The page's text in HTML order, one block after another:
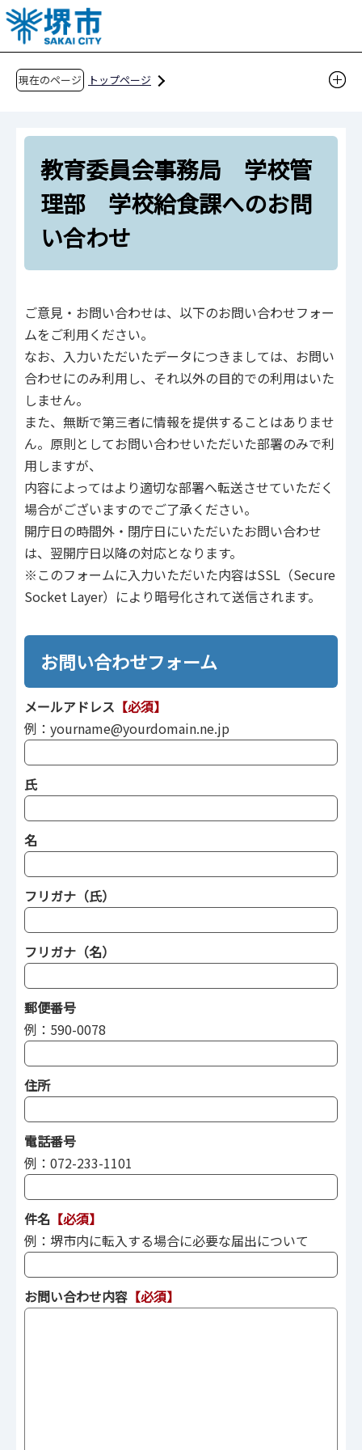
こ
の
ペ
現在のページ
トップページ
教育委員会事務局 学校管
理部 学校給食課へのお問
い合わせ
ご意見・お問い合わせは、以下のお問い合わせフォー
ムをご利用ください。
なお、入力いただいたデータにつきましては、お問い
合わせにのみ利用し、それ以外の目的での利用はいた
しません。
また、無断で第三者に情報を提供することはありませ
ん。原則としてお問い合わせいただいた部署のみで利
用しますが、
内容によってはより適切な部署へ転送させていただく
場合がございますのでご了承ください。
開庁日の時間外・閉庁日にいただいたお問い合わせ
は、翌開庁日以降の対応となります。
※このフォームに入力いただいた内容はSSL（Secure
Socket Layer）により暗号化されて送信されます。
お問い合わせフォーム
メールアドレス 【必須】
例：yourname@yourdomain.ne.jp
氏
名
フリガナ（氏）
フリガナ（名）
郵便番号
例：590-0078
住所
電話番号
例：072-233-1101
件名 【必須】
例：堺市内に転入する場合に必要な届出について
お問い合わせ内容 【必須】